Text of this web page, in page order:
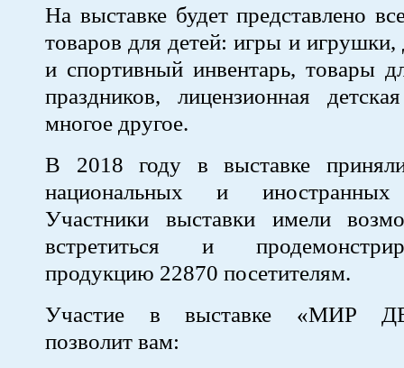
На выставке будет представлено
товаров для детей: игры и игрушки,
и спортивный инвентарь, товары
праздников, лицензионная
многое другое.
В 2018 году в выставке
национальных и иностранных
Участники выставки имели
встретиться и
продукцию 22870 посетителям.
Участие в выставке «МИР
позволит вам: